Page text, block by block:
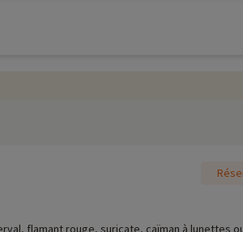
flamant rouge, suricate, caïman à lunettes